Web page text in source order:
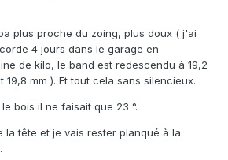
plus proche du zoing, plus doux ( j'ai
4 jours dans le garage en
de kilo, le band est redescendu à 19,2
mm ). Et tout cela sans silencieux.
bois il ne faisait que 23 °.
la tête et je vais rester planqué à la